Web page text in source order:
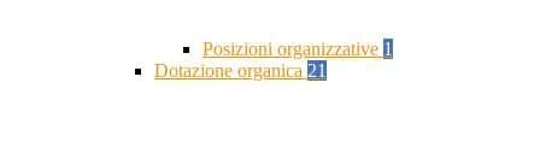
Posizioni organizzative 1
Dotazione organica 21